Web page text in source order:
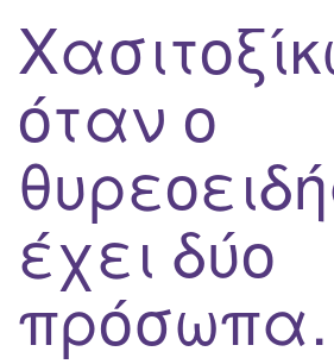
όταν ο
έχει δύο